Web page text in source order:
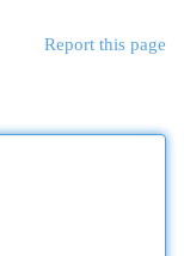
Report this page